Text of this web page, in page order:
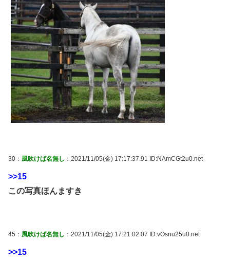
30： 風吹けば名無し ：2021/11/05(金) 17:17:37.91 ID:NAmCGt2u0.net
>>15
この写真ほんますき
45： 風吹けば名無し ：2021/11/05(金) 17:21:02.07 ID:vOsnu25u0.net
>>15